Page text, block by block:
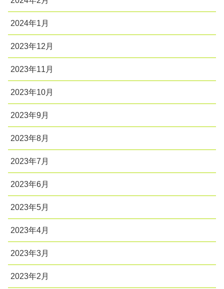
2024年1月
2023年12月
2023年11月
2023年10月
2023年9月
2023年8月
2023年7月
2023年6月
2023年5月
2023年4月
2023年3月
2023年2月